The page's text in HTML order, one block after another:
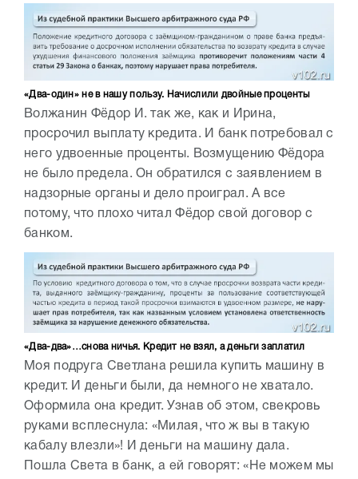
«Два-один» не в нашу пользу. Начислили двойные проценты
Волжанин Фёдор И. так же, как и Ирина,
просрочил выплату кредита. И банк потребовал с
него удвоенные проценты. Возмущению Фёдора
не было предела. Он обратился с заявлением в
надзорные органы и дело проиграл. А все
потому, что плохо читал Фёдор свой договор с
банком.
«Два-два»…снова ничья. Кредит не взял, а деньги заплатил
Моя подруга Светлана решила купить машину в
кредит. И деньги были, да немного не хватало.
Оформила она кредит. Узнав об этом, свекровь
руками всплеснула: «Милая, что ж вы в такую
кабалу влезли»! И деньги на машину дала.
Пошла Света в банк, а ей говорят: «Не можем мы